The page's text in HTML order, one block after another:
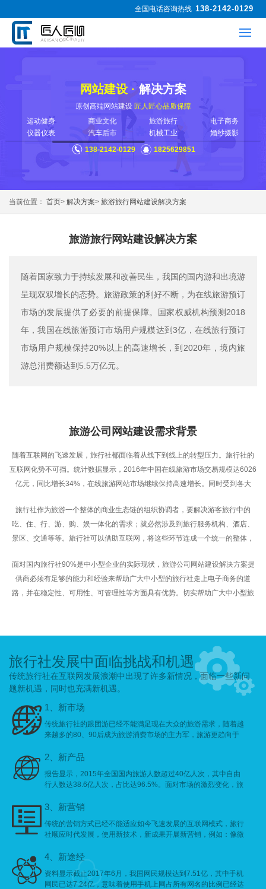
全国电话咨询热线 138-2142-0129
网站建设 ·解决方案
原创高端网站建设 匠人匠心品质保障
运动健身
仪器仪表
商业文化
汽车后市
旅游旅行
机械工业
电子商务
婚纱摄影
138-2142-0129
1825629851
当前位置： 首页> 解决方案> 旅游旅行网站建设解决方案
旅游旅行网站建设解决方案
随着国家致力于持续发展和改善民生，我国的国内游和出境游
呈现双双增长的态势。旅游政策的利好不断，为在线旅游预订
市场的发展提供了必要的前提保障。国家权威机构预测2018
年，我国在线旅游预订市场用户规模达到3亿，在线旅行预订
市场用户规模保持20%以上的高速增长，到2020年，境内旅
游总消费额达到5.5万亿元。
旅游公司网站建设需求背景
随着互联网的飞速发展，旅行社都面临着从线下到线上的转型压力。旅行社的
互联网化势不可挡。统计数据显示，2016年中国在线旅游市场交易规模达6026
亿元，同比增长34%，在线旅游网站市场继续保持高速增长。同时受到各大
网站预订平台，接收客人的在线咨询、在线预订。
旅行社作为旅游一个整体的商业生态链的组织协调者，要解决游客旅行中的
吃、住、行、游、购、娱一体化的需求；就必然涉及到旅行服务机构、酒店、
景区、交通等等。旅行社可以借助互联网，将这些环节连成一个统一的整体，
面对国内旅行社90%是中小型企业的实际现状，旅游公司网站建设解决方案提
供商必须有足够的能力和经验来帮助广大中小型的旅行社走上电子商务的道
路，并在稳定性、可用性、可管理性等方面具有优势。切实帮助广大中小型旅


旅行社发展中面临挑战和机遇
传统旅行社在互联网发展浪潮中出现了许多新情况，面临一些新问
题新机遇，同时也充满新机遇。
 1、新市场
传统旅行社的跟团游已经不能满足现在大众的旅游需求，随着越
来越多的80、90后成为旅游消费市场的主力军，旅游更趋向于
 2、新产品
报告显示，2015年全国国内旅游人数超过40亿人次，其中自由
行人数达38.6亿人次，占比达96.5%。面对市场的激烈变化，旅
式，私人订制模式，各类主题游等。
 3、新营销
传统的营销方式已经不能适应如今飞速发展的互联网模式，旅行
社顺应时代发展，使用新技术，新成果开展新营销，例如：像微
需求。
 4、新途经
资料显示截止2017年6月，我国网民规模达到7.51亿，其中手机
网民已达7.24亿，意味着使用手机上网占所有网名的比例已经达